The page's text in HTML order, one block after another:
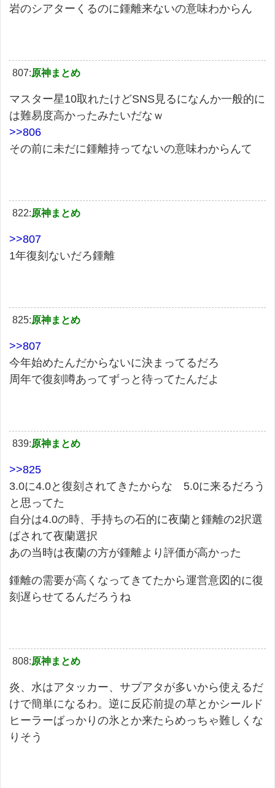
岩のシアターくるのに鍾離来ないの意味わからん
807:原神まとめ
マスター星10取れたけどSNS見るになんか一般的に
は難易度高かったみたいだなｗ
>>806
その前に未だに鍾離持ってないの意味わからんて
822:原神まとめ
>>807
1年復刻ないだろ鍾離
825:原神まとめ
>>807
今年始めたんだからないに決まってるだろ
周年で復刻噂あってずっと待ってたんだよ
839:原神まとめ
>>825
3.0に4.0と復刻されてきたからな 5.0に来るだろう
と思ってた
自分は4.0の時、手持ちの石的に夜蘭と鍾離の2択選
ばされて夜蘭選択
あの当時は夜蘭の方が鍾離より評価が高かった
鍾離の需要が高くなってきてたから運営意図的に復
刻遅らせてるんだろうね
808:原神まとめ
炎、水はアタッカー、サブアタが多いから使えるだ
けで簡単になるわ。逆に反応前提の草とかシールド
ヒーラーばっかりの氷とか来たらめっちゃ難しくな
りそう